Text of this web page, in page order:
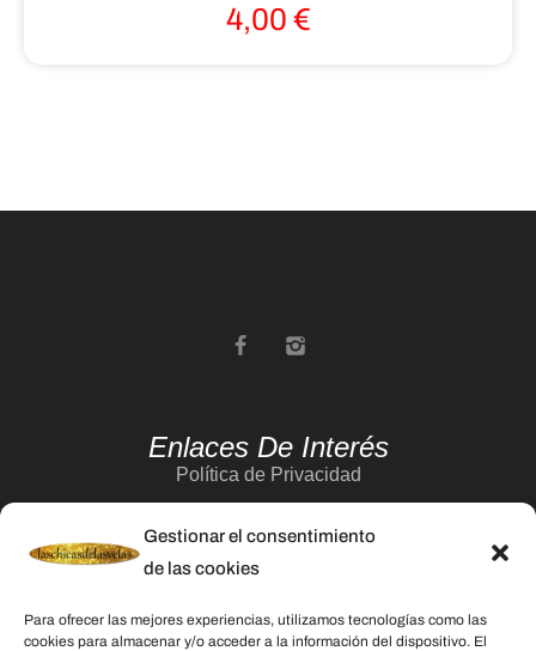
Gestionar el consentimiento
de las cookies
Para ofrecer las mejores experiencias, utilizamos tecnologías como las
cookies para almacenar y/o acceder a la información del dispositivo. El
4,00 €
Enlaces De Interés
Política de Privacidad
Política de Cookies